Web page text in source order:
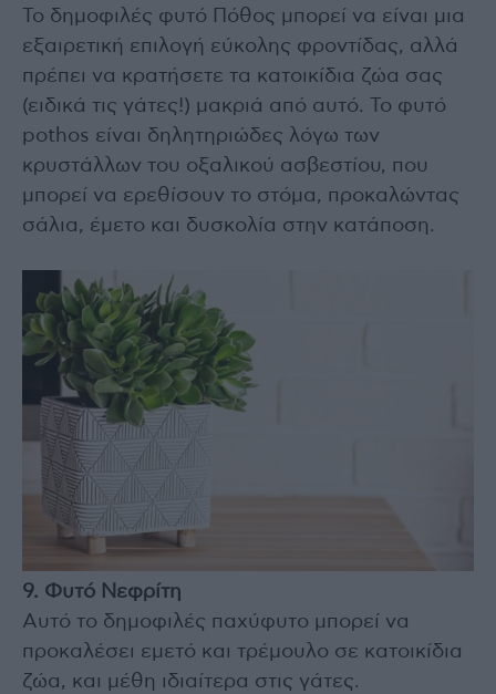
Το δημοφιλές φυτό Πόθος μπορεί να είναι μια
εξαιρετική επιλογή εύκολης φροντίδας, αλλά
πρέπει να κρατήσετε τα κατοικίδια ζώα σας
(ειδικά τις γάτες!) μακριά από αυτό. Το φυτό
pothos είναι δηλητηριώδες λόγω των
κρυστάλλων του οξαλικού ασβεστίου, που
μπορεί να ερεθίσουν το στόμα, προκαλώντας
σάλια, έμετο και δυσκολία στην κατάποση.
9. Φυτό Νεφρίτη
Αυτό το δημοφιλές παχύφυτο μπορεί να
προκαλέσει εμετό και τρέμουλο σε κατοικίδια
ζώα, και μέθη ιδιαίτερα στις γάτες.